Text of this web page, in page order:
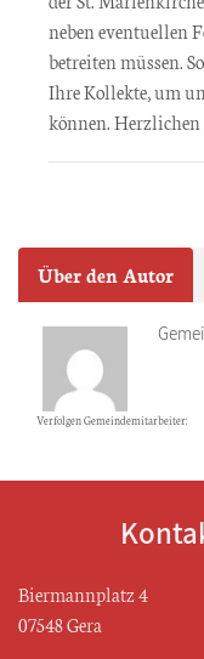
neben eventuellen
betreiten müssen.
Ihre Kollekte, um
können.
Über den Autor
Verfolgen Gemeindemitarbeiter:
Biermannplatz 4
07548 Gera